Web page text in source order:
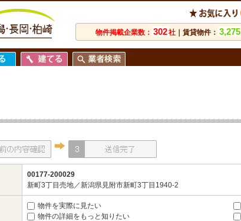
物件掲載企業数： 302社 ｜賃貸物件： 3,275
00177-200029
新町3丁目売地／新潟県見附市新町3丁目1940-2
物件を実際に見たい
物件の詳細をもっと知りたい